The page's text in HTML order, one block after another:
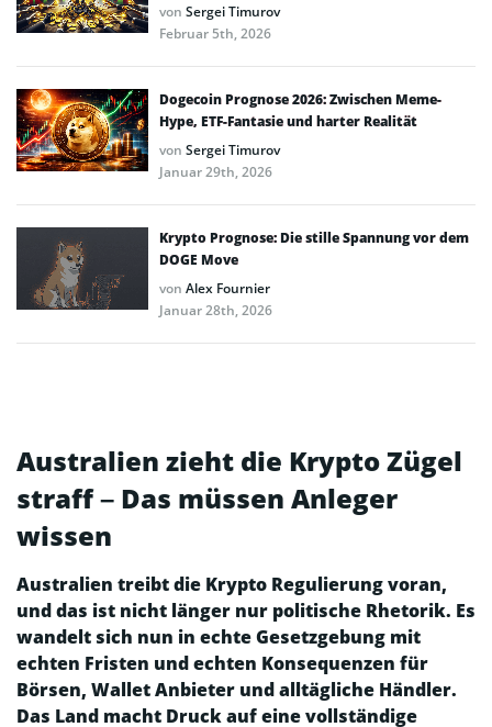
von Sergei Timurov
Februar 5th, 2026
Dogecoin Prognose 2026: Zwischen Meme-
Hype, ETF-Fantasie und harter Realität
von Sergei Timurov
Januar 29th, 2026
Krypto Prognose: Die stille Spannung vor dem
DOGE Move
von Alex Fournier
Januar 28th, 2026
Australien zieht die Krypto Zügel
straff – Das müssen Anleger
wissen
Australien treibt die Krypto Regulierung voran,
und das ist nicht länger nur politische Rhetorik. Es
wandelt sich nun in echte Gesetzgebung mit
echten Fristen und echten Konsequenzen für
Börsen, Wallet Anbieter und alltägliche Händler.
Das Land macht Druck auf eine vollständige